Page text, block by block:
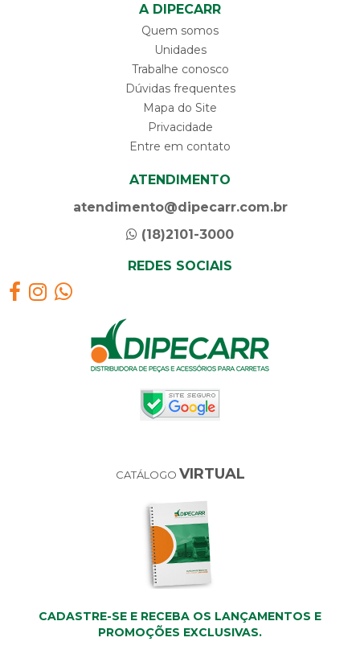
A DIPECARR
Quem somos
Unidades
Trabalhe conosco
Dúvidas frequentes
Mapa do Site
Privacidade
Entre em contato
ATENDIMENTO
atendimento@dipecarr.com.br
(18)2101-3000
REDES SOCIAIS
CATÁLOGO VIRTUAL
CADASTRE-SE E RECEBA OS LANÇAMENTOS E
PROMOÇÕES EXCLUSIVAS.